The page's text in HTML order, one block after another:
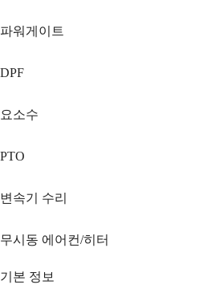
파워게이트
DPF
요소수
PTO
변속기 수리
무시동 에어컨/히터
기본 정보